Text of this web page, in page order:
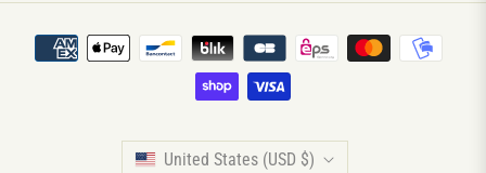
United States (USD $)